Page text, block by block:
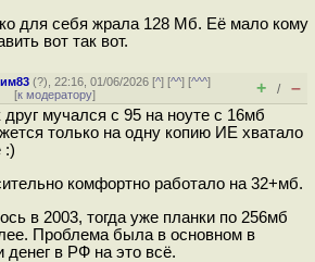
для себя жрала 128 Мб. Её мало кому
вот так вот.
(?), 22:16, 01/06/2026 [^] [^^] [^^^]
[к модератору] + / –
мучался с 95 на ноуте с 16мб
только на одну копию ИЕ хватало
:)
комфортно работало на 32+мб.
в 2003, тогда уже планки по 256мб
Проблема была в основном в
денег в РФ на это всё.